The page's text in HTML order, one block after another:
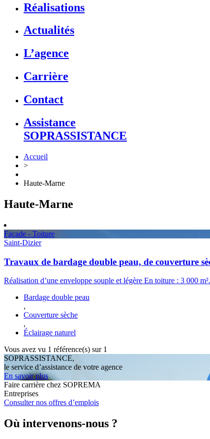
Réalisations
Actualités
L’agence
Carrière
Contact
Assistance
SOPRASSISTANCE
Accueil
>
Haute-Marne
Haute-Marne
Façade - Toiture
Saint-Dizier
Travaux de bardage double peau, de couverture
Réalisation d’une enveloppe souple et légère En toiture : 3 000
Bardage double peau
,
Couverture sèche
,
Éclairage naturel
Vous avez vu 1 référence(s) sur 1
SOPRASSISTANCE,
le service d’assistance de votre agence
En savoir plus
Faire carrière chez SOPREMA
Entreprises
Consulter nos offres d’emplois
Où intervenons-nous ?